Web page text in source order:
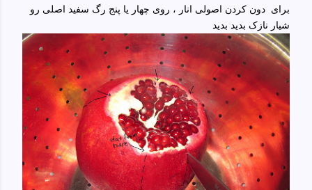
برای دون کردن اصولی انار ، روی چهار یا پنج رگ سفید اصلی رو
شیار نازک بدید بدید